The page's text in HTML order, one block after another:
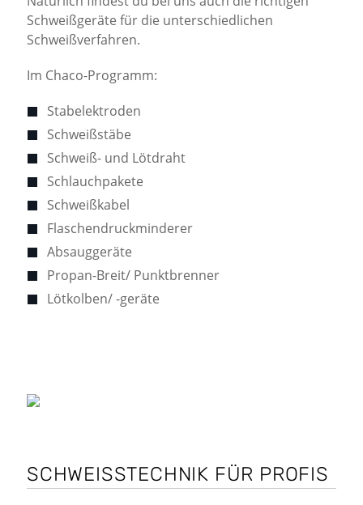
Schweißgeräte für die unterschiedlichen
Schweißverfahren.
Im Chaco-Programm:
Stabelektroden
Schweißstäbe
Schweiß- und Lötdraht
Schlauchpakete
Schweißkabel
Flaschendruckminderer
Absauggeräte
Propan-Breit/ Punktbrenner
Lötkolben/ -geräte
SCHWEISSTECHNIK FÜR PROFIS